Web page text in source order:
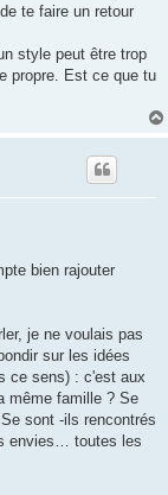
te faire un retour
style peut être trop
propre. Est ce que tu
bien rajouter
je ne voulais pas
sur les idées
ce sens) : c'est aux
même famille ? Se
sont -ils rencontrés
envies… toutes les